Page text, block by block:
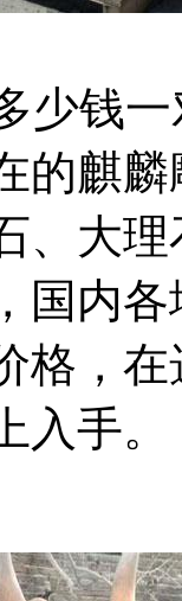
钱一
的麒
、大
国内
格，
入手。